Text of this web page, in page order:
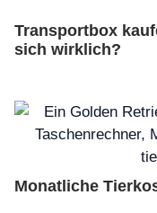
Transportbox
sich wirklich?
Monatliche